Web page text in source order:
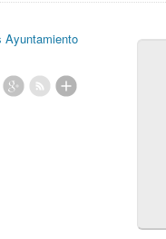
Ayuntamiento